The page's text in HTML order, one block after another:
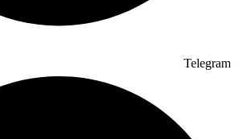
Telegram